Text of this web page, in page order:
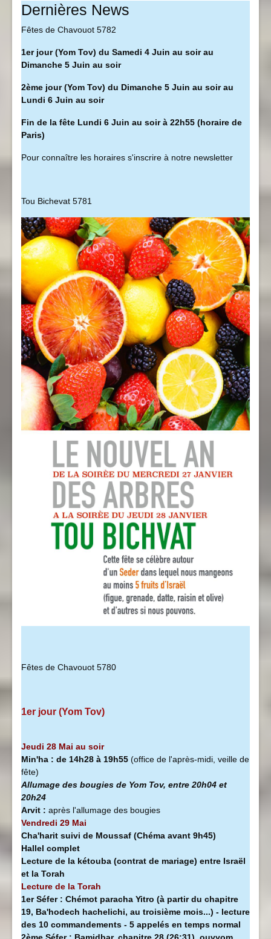
Dernières News
Fêtes de Chavouot 5782
1er jour (Yom Tov) du Samedi 4 Juin au soir au
Dimanche 5 Juin au soir
2ème jour (Yom Tov) du Dimanche 5 Juin au soir au
Lundi 6 Juin au soir
Fin de la fête Lundi 6 Juin au soir à 22h55 (horaire de
Paris)
Pour connaître les horaires s'inscrire à notre newsletter
Tou Bichevat 5781
Fêtes de Chavouot 5780
1er jour (Yom Tov)
Jeudi 28 Mai au soir
Min'ha : de 14h28 à 19h55 (office de l'après-midi, veille de
fête)
Allumage des bougies de Yom Tov, entre 20h04 et
20h24
Arvit : après l'allumage des bougies
Vendredi 29 Mai
Cha'harit suivi de Moussaf (Chéma avant 9h45)
Hallel complet
Lecture de la kétouba (contrat de mariage) entre Israël
et la Torah
Lecture de la Torah
1er Séfer : Chémot paracha Yitro (à partir du chapitre
19, Ba'hodech hachelichi, au troisième mois...) - lecture
des 10 commandements - 5 appelés en temps normal